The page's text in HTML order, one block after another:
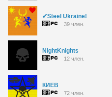
✔Steel Ukraine!
39 член.
NightKnights
12 член.
КИЕВ
72 член.